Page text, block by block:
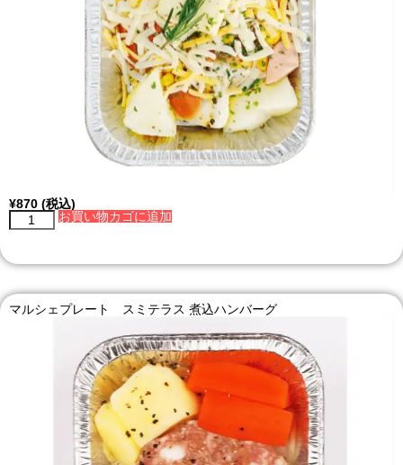
¥870 (税込)
お買い物カゴに追加
マルシェプレート スミテラス 煮込ハンバーグ